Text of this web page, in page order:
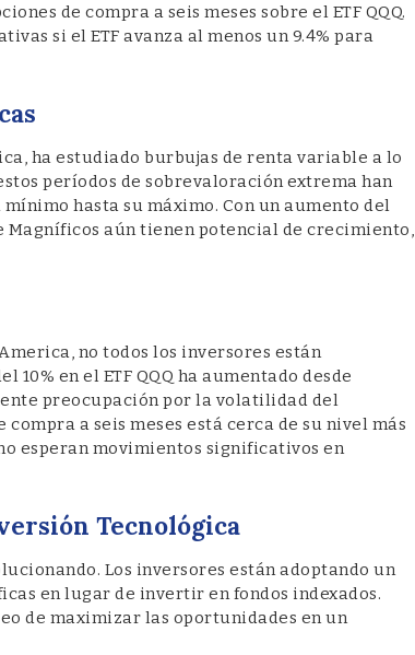
de compra a seis meses sobre el ETF QQQ.
si el ETF avanza al menos un 9.4% para
ha estudiado burbujas de renta variable a lo
períodos de sobrevaloración extrema han
hasta su máximo. Con un aumento del
Magníficos aún tienen potencial de crecimiento,
no todos los inversores están
en el ETF QQQ ha aumentado desde
preocupación por la volatilidad del
a seis meses está cerca de su nivel más
esperan movimientos significativos en
Tecnológica
Los inversores están adoptando un
en lugar de invertir en fondos indexados.
de maximizar las oportunidades en un